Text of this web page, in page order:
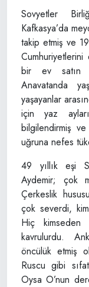
Sovyetler
Kafkasya’da
takip etmiş ve
bir ev satın
Anavatanda
yaşayanlar
için yaz
bilgilendirmiş
uğruna nefes
49 yıllık eşi
Aydemir; çok
Çerkeslik
çok severdi,
Hiç kimseden
kavrulurdu.
öncülük etmiş
Ruscu gibi
Oysa O’nun